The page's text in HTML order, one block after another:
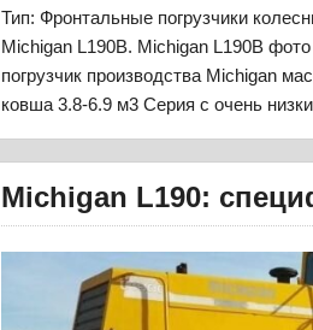
Тип: Фронтальные погрузчики
Michigan L190B. Michigan L190B
погрузчик производства Michigan
ковша 3.8-6.9 м3 Серия с очень
Michigan L190: